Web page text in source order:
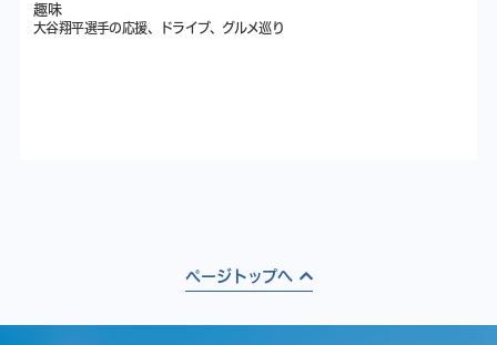
趣味
大谷翔平選手の応援、ドライブ、グルメ巡り
ページトップへ